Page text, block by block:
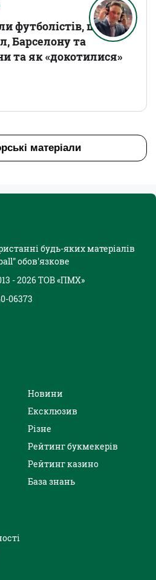
футболістів, що
Барселону та
та як «докотилися»
матеріали
будь-яких матеріалів
обов'язкове
- 2026 ТОВ «ПМХ»
06373
Новини
Ексклюзив
Різне
Рейтинг букмекерів
Рейтинг казино
База знань